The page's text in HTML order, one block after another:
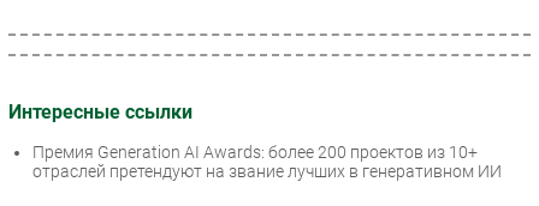
Интересные ссылки
Премия Generation AI Awards: более 200 проектов из 10+
отраслей претендуют на звание лучших в генеративном ИИ